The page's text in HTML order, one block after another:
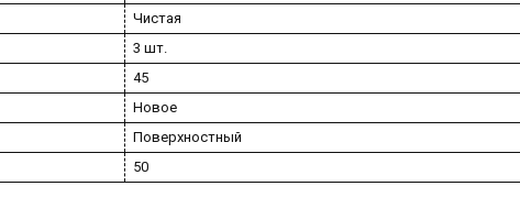
Чистая
3 шт.
45
Новое
Поверхностный
50